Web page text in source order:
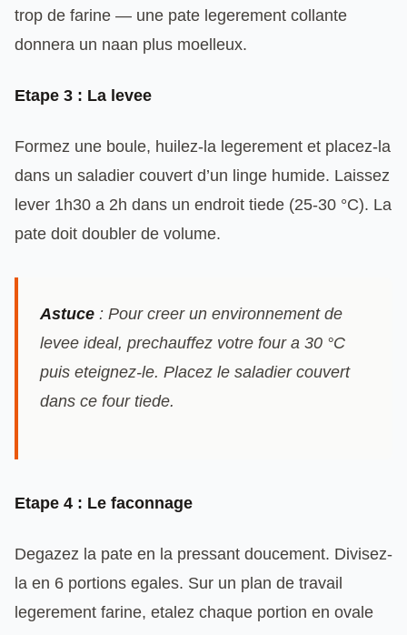
trop de farine — une pate legerement collante
donnera un naan plus moelleux.
Etape 3 : La levee
Formez une boule, huilez-la legerement et placez-la
dans un saladier couvert d’un linge humide. Laissez
lever 1h30 a 2h dans un endroit tiede (25-30 °C). La
pate doit doubler de volume.
Astuce : Pour creer un environnement de
levee ideal, prechauffez votre four a 30 °C
puis eteignez-le. Placez le saladier couvert
dans ce four tiede.
Etape 4 : Le faconnage
Degazez la pate en la pressant doucement. Divisez-
la en 6 portions egales. Sur un plan de travail
legerement farine, etalez chaque portion en ovale